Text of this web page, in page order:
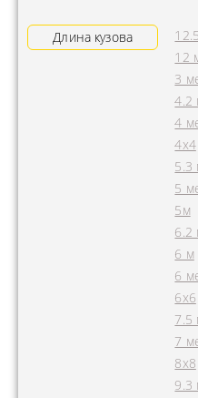
Длина кузова
12
3
4.2
4
4x4
5.3
5
5м
6.2
6 м
6
6х6
7.5
7
8х8
9.3